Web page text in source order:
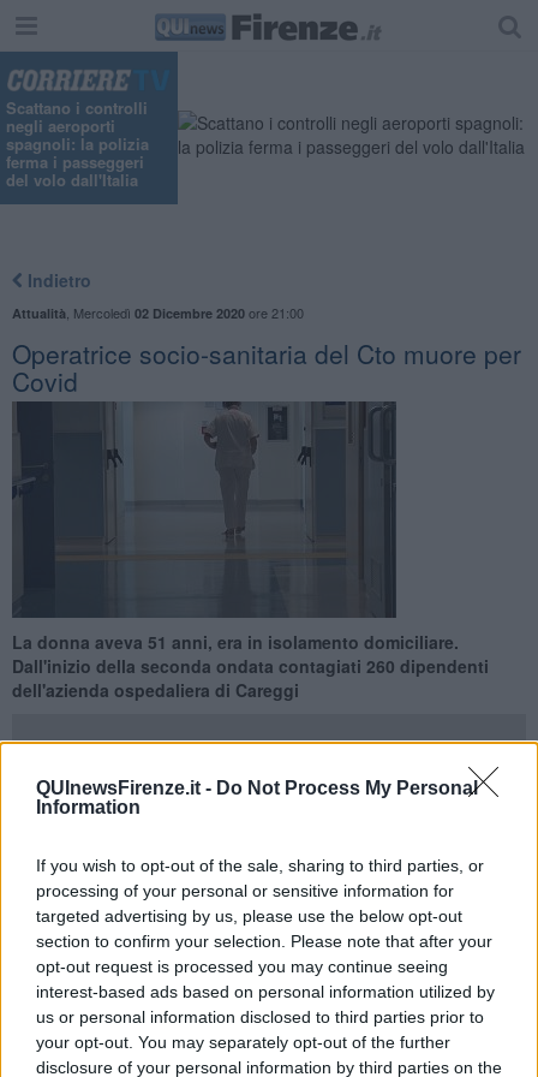
QUInewsFirenze.it - Do Not Process My Personal
Information
If you wish to opt-out of the sale, sharing to third parties, or
processing of your personal or sensitive information for
targeted advertising by us, please use the below opt-out
section to confirm your selection. Please note that after your
opt-out request is processed you may continue seeing
interest-based ads based on personal information utilized by
us or personal information disclosed to third parties prior to
your opt-out. You may separately opt-out of the further
disclosure of your personal information by third parties on the
Scattano i controlli
negli aeroporti
spagnoli: la polizia
ferma i passeggeri
del volo dall'Italia
Indietro
Attualità Mercoledì 02 Dicembre 2020ore 21:00
Operatrice socio-sanitaria del Cto muore per
Covid
La donna aveva 51 anni, era in isolamento domiciliare.
Dall'inizio della seconda ondata contagiati 260 dipendenti
dell'azienda ospedaliera di Careggi
reparto di traumatologia del Cto dell'azienda ospedaliero-
universitaria di Careggi è morta dopo aver contratto l'infezione da
SarsCov2.
La donna aveva 51 anni e si trovava in isolamento nella sua
abitazione, con i medici che la seguivano a distanza. Il decesso è
avvenuto il 30 Novembre scorso dopo un rapido peggiornamento
delle sue condizioni.